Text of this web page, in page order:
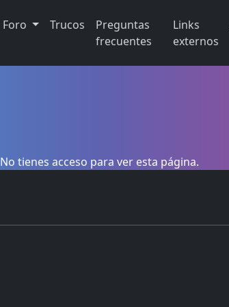
Foro Trucos
Preguntas
frecuentes
Links
externos
No tienes acceso para ver esta página.